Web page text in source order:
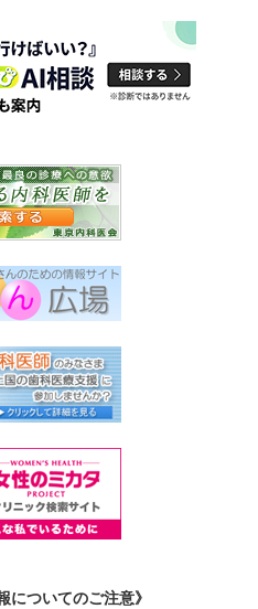
についてのご注意》